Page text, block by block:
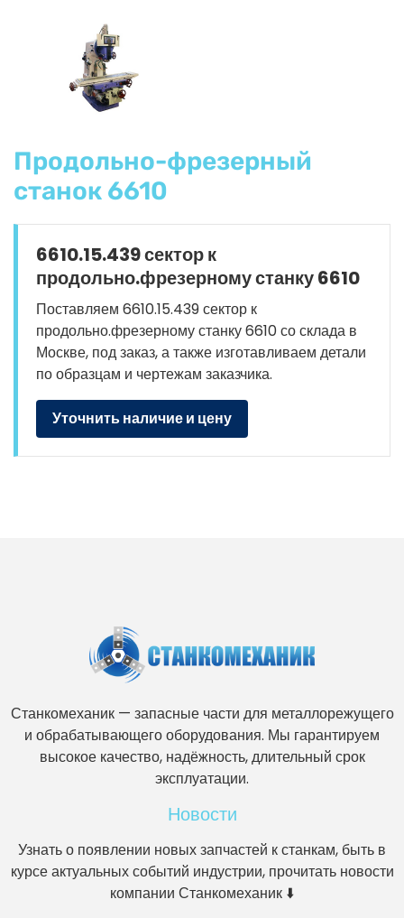
Продольно-фрезерный
станок 6610
6610.15.439 сектор к
продольно.фрезерному станку 6610
Поставляем 6610.15.439 сектор к
продольно.фрезерному станку 6610 со склада в
Москве, под заказ, а также изготавливаем детали
по образцам и чертежам заказчика.
Уточнить наличие и цену
Станкомеханик — запасные части для металлорежущего
и обрабатывающего оборудования. Мы гарантируем
высокое качество, надёжность, длительный срок
эксплуатации.
Новости
Узнать о появлении новых запчастей к станкам, быть в
курсе актуальных событий индустрии, прочитать новости
компании Станкомеханик ⬇️